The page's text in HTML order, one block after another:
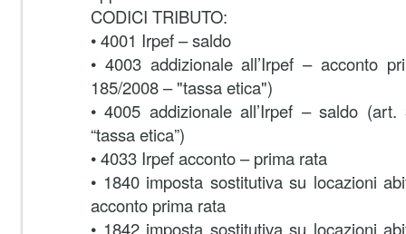
CODICI TRIBUTO:
• 4001 Irpef – saldo
• 4003 addizionale all’Irpef – acconto
185/2008 – "tassa etica")
• 4005 addizionale all’Irpef – saldo
“tassa etica”)
• 4033 Irpef acconto – prima rata
• 1840 imposta sostitutiva su locazioni
acconto prima rata
• 1842 imposta sostitutiva su locazioni